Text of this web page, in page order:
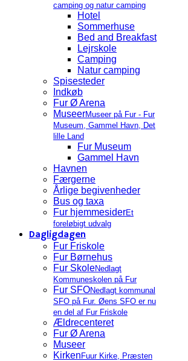
camping og natur camping
Hotel
Sommerhuse
Bed and Breakfast
Lejrskole
Camping
Natur camping
Spisesteder
Indkøb
Fur Ø Arena
MuseerMuseer på Fur - Fur
Museum, Gammel Havn, Det
lille Land
Fur Museum
Gammel Havn
Havnen
Færgerne
Årlige begivenheder
Bus og taxa
Fur hjemmesiderEt
foreløbigt udvalg
Dagligdagen
Fur Friskole
Fur Børnehus
Fur SkoleNedlagt
Kommuneskolen på Fur
Fur SFONedlagt kommunal
SFO på Fur. Øens SFO er nu
en del af Fur Friskole
Ældrecenteret
Fur Ø Arena
Museer
Kirken Fuur Kirke, Præsten